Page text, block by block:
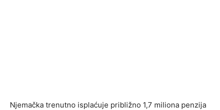
Njemačka trenutno isplaćuje približno 1,7 miliona penzija